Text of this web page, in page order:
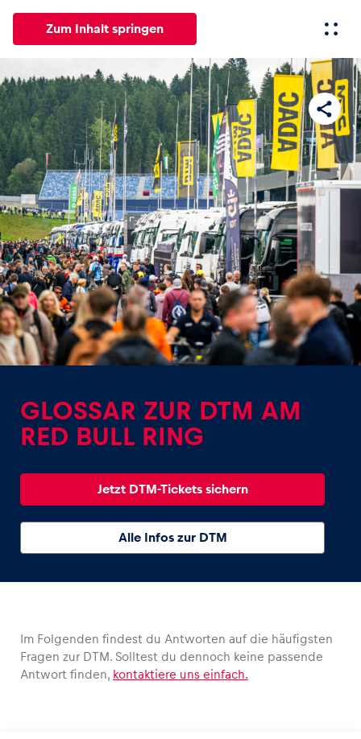
Zum Inhalt springen
Alle News Events Erlebnisse Seiten
News
Alle anzeigen
Events
Alle anzeigen
Erlebnisse
Alle anzeigen
Seiten
Alle anzeigen
GLOSSAR ZUR DTM AM
RED BULL RING
Jetzt DTM-Tickets sichern
Alle Infos zur DTM
Im Folgenden findest du Antworten auf die häufigsten
Fragen zur DTM. Solltest du dennoch keine passende
Antwort finden, kontaktiere uns einfach.